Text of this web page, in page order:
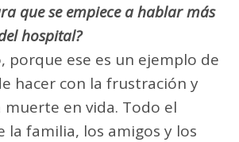
que se empiece a hablar más
hospital?
porque ese es un ejemplo de
hacer con la frustración y
en vida. Todo el
la familia, los amigos y los